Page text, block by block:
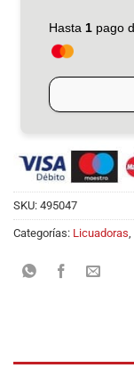
SKU: 495047
Categorías: Licuadoras